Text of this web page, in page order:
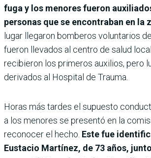
fuga y los menores fueron
personas que se encontraban en la
lugar llegaron bomberos voluntarios
fueron llevados al centro de salud
recibieron los primeros auxilios, pero
derivados al Hospital de Trauma.
Horas más tardes el supuesto
a los menores se presentó en la
reconocer el hecho. Este fue
Eustacio Martínez, de 73 años,